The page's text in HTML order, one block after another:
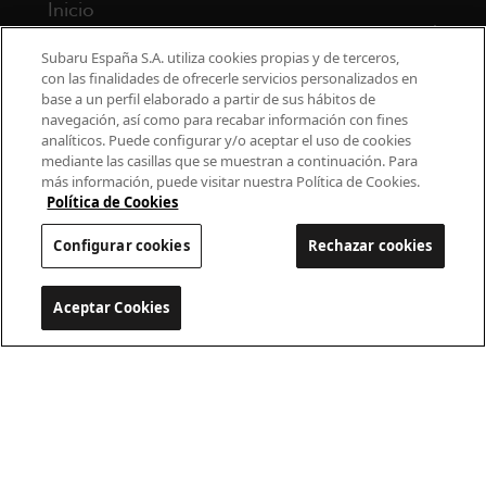
Inicio
Modelos
¿Por qué Subaru?
Finance
Propietarios
Contacto
Universo Subaru
900 440 044
Subaru España S.A. utiliza cookies propias y de terceros,
con las finalidades de ofrecerle servicios personalizados en
base a un perfil elaborado a partir de sus hábitos de
navegación, así como para recabar información con fines
analíticos. Puede configurar y/o aceptar el uso de cookies
mediante las casillas que se muestran a continuación. Para
más información, puede visitar nuestra Política de Cookies.
Política de Cookies
Configurar cookies Rechazar cookies
Aceptar Cookies